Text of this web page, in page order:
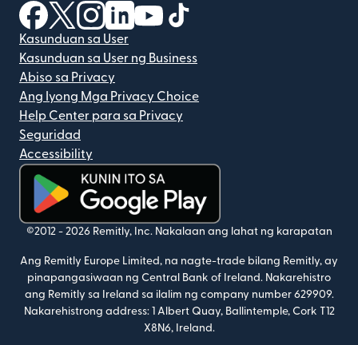
(bubukas sa bagong window)
(bubukas sa bagong window)
(bubukas sa bagong window)
(bubukas sa bagong window)
(bubukas sa bagong window)
Kasunduan sa User
Kasunduan sa User ng Business
Abiso sa Privacy
Ang Iyong Mga Privacy Choice
Help Center para sa Privacy
Seguridad
Accessibility
(bubukas sa bagong window)
©2012 - 2026 Remitly, Inc. Nakalaan ang lahat ng karapatan
Ang Remitly Europe Limited, na nagte-trade bilang Remitly, ay
pinapangasiwaan ng Central Bank of Ireland. Nakarehistro
ang Remitly sa Ireland sa ilalim ng company number 629909.
Nakarehistrong address: 1 Albert Quay, Ballintemple, Cork T12
X8N6, Ireland.